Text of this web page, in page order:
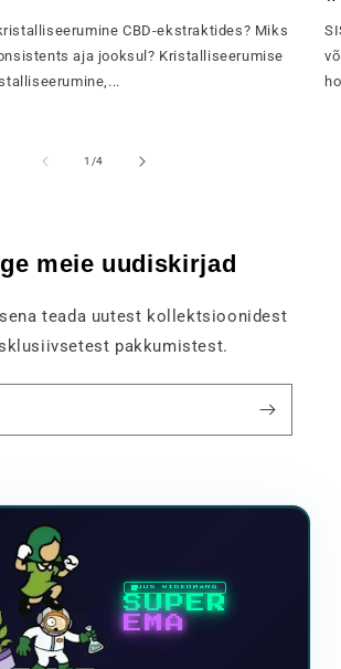
CBD-ekstraktides? Miks
aja jooksul? Kristalliseerumise
1 /of
4
meie uudiskirjad
teada uutest kollektsioonidest
pakkumistest.
UUS VIDEOMÄNG
SUPER
EMA